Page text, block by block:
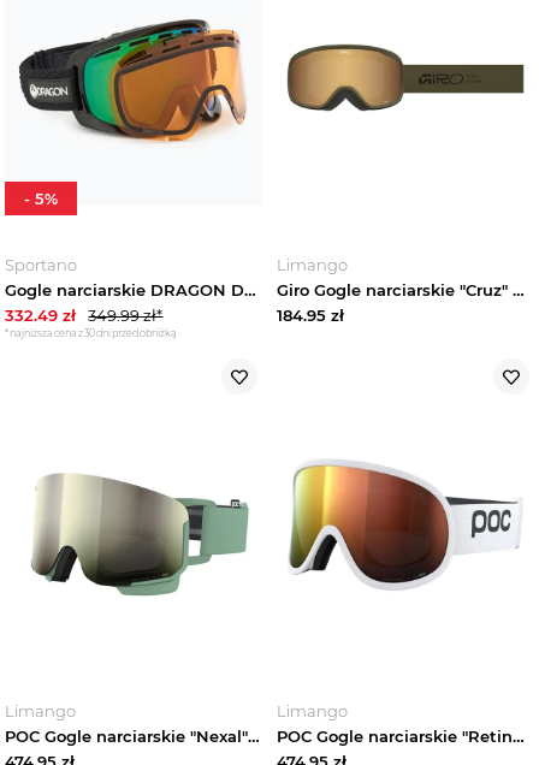
Sportano
Gogle narciarskie DRAGON D1 OTG icon green / lumalens green ion+lumalens amber Czarny
332.49 zł 349.99zł*
*najniższa cena z 30 dni przed obniżką
-5%
Limango
Giro Gogle narciarskie "Cruz" w kolorze złoto-oliwkowym rozmiar: onesize
184.95 zł
Limango
POC Gogle narciarskie "Nexal" w kolorze zielonym rozmiar: onesize
Limango
POC Gogle narciarskie "Retina" w kolorze białym rozmiar: onesize